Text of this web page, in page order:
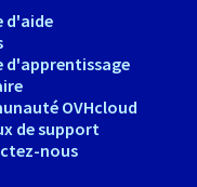
d'aide
d'apprentissage
OVHcloud
de support
nous